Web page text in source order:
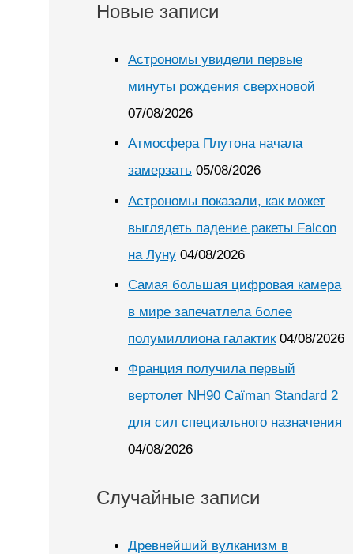
Новые записи
Астрономы увидели первые
минуты рождения сверхновой
07/08/2026
Атмосфера Плутона начала
замерзать 05/08/2026
Астрономы показали, как может
выглядеть падение ракеты Falcon
на Луну 04/08/2026
Самая большая цифровая камера
в мире запечатлела более
полумиллиона галактик 04/08/2026
Франция получила первый
вертолет NH90 Caïman Standard 2
для сил специального назначения
04/08/2026
Случайные записи
Древнейший вулканизм в